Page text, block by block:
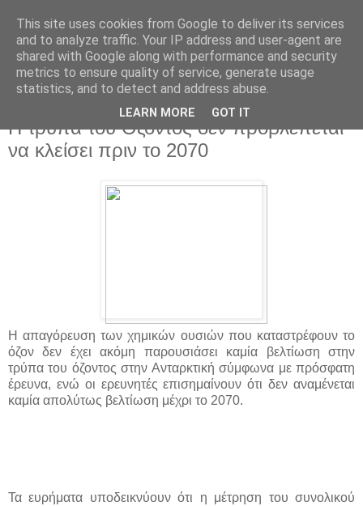
Η τρύπα του Όζοντος δεν προβλέπεται
να κλείσει πριν το 2070
Η απαγόρευση των χημικών ουσιών που καταστρέφουν το
όζον δεν έχει ακόμη παρουσιάσει καμία βελτίωση στην
τρύπα του όζοντος στην Ανταρκτική σύμφωνα με πρόσφατη
έρευνα, ενώ οι ερευνητές επισημαίνουν ότι δεν αναμένεται
καμία απολύτως βελτίωση μέχρι το 2070.
Τα ευρήματα υποδεικνύουν ότι η μέτρηση του συνολικού
This site uses cookies from Google to deliver its services
and to analyze traffic. Your IP address and user-agent are
shared with Google along with performance and security
metrics to ensure quality of service, generate usage
statistics, and to detect and address abuse.
LEARN MORE GOT IT